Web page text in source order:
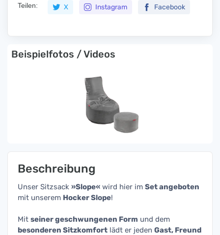
Teilen: X Instagram Facebook
Beispielfotos / Videos
Beschreibung
Unser Sitzsack »Slope« wird hier im Set angeboten
mit unserem Hocker Slope!
Mit seiner geschwungenen Form und dem
besonderen Sitzkomfort lädt er jeden Gast, Freund